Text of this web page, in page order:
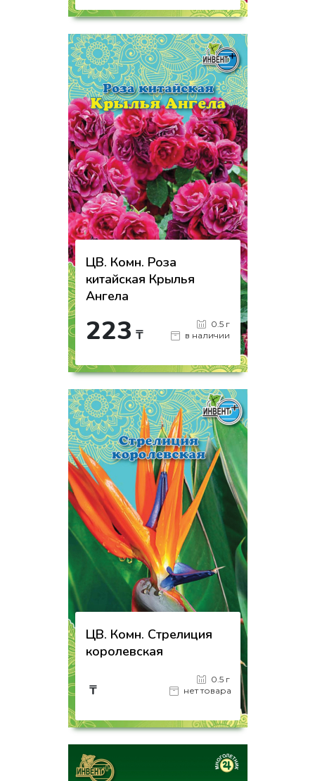
на страницу товара
ЦВ. Комн. Роза
китайская Крылья
Ангела
223 ₸
0.5 г
в наличии
- + КУПИТЬ
на страницу товара
ЦВ. Комн. Стрелиция
королевская
₸
0.5 г
нет товара
на страницу товара